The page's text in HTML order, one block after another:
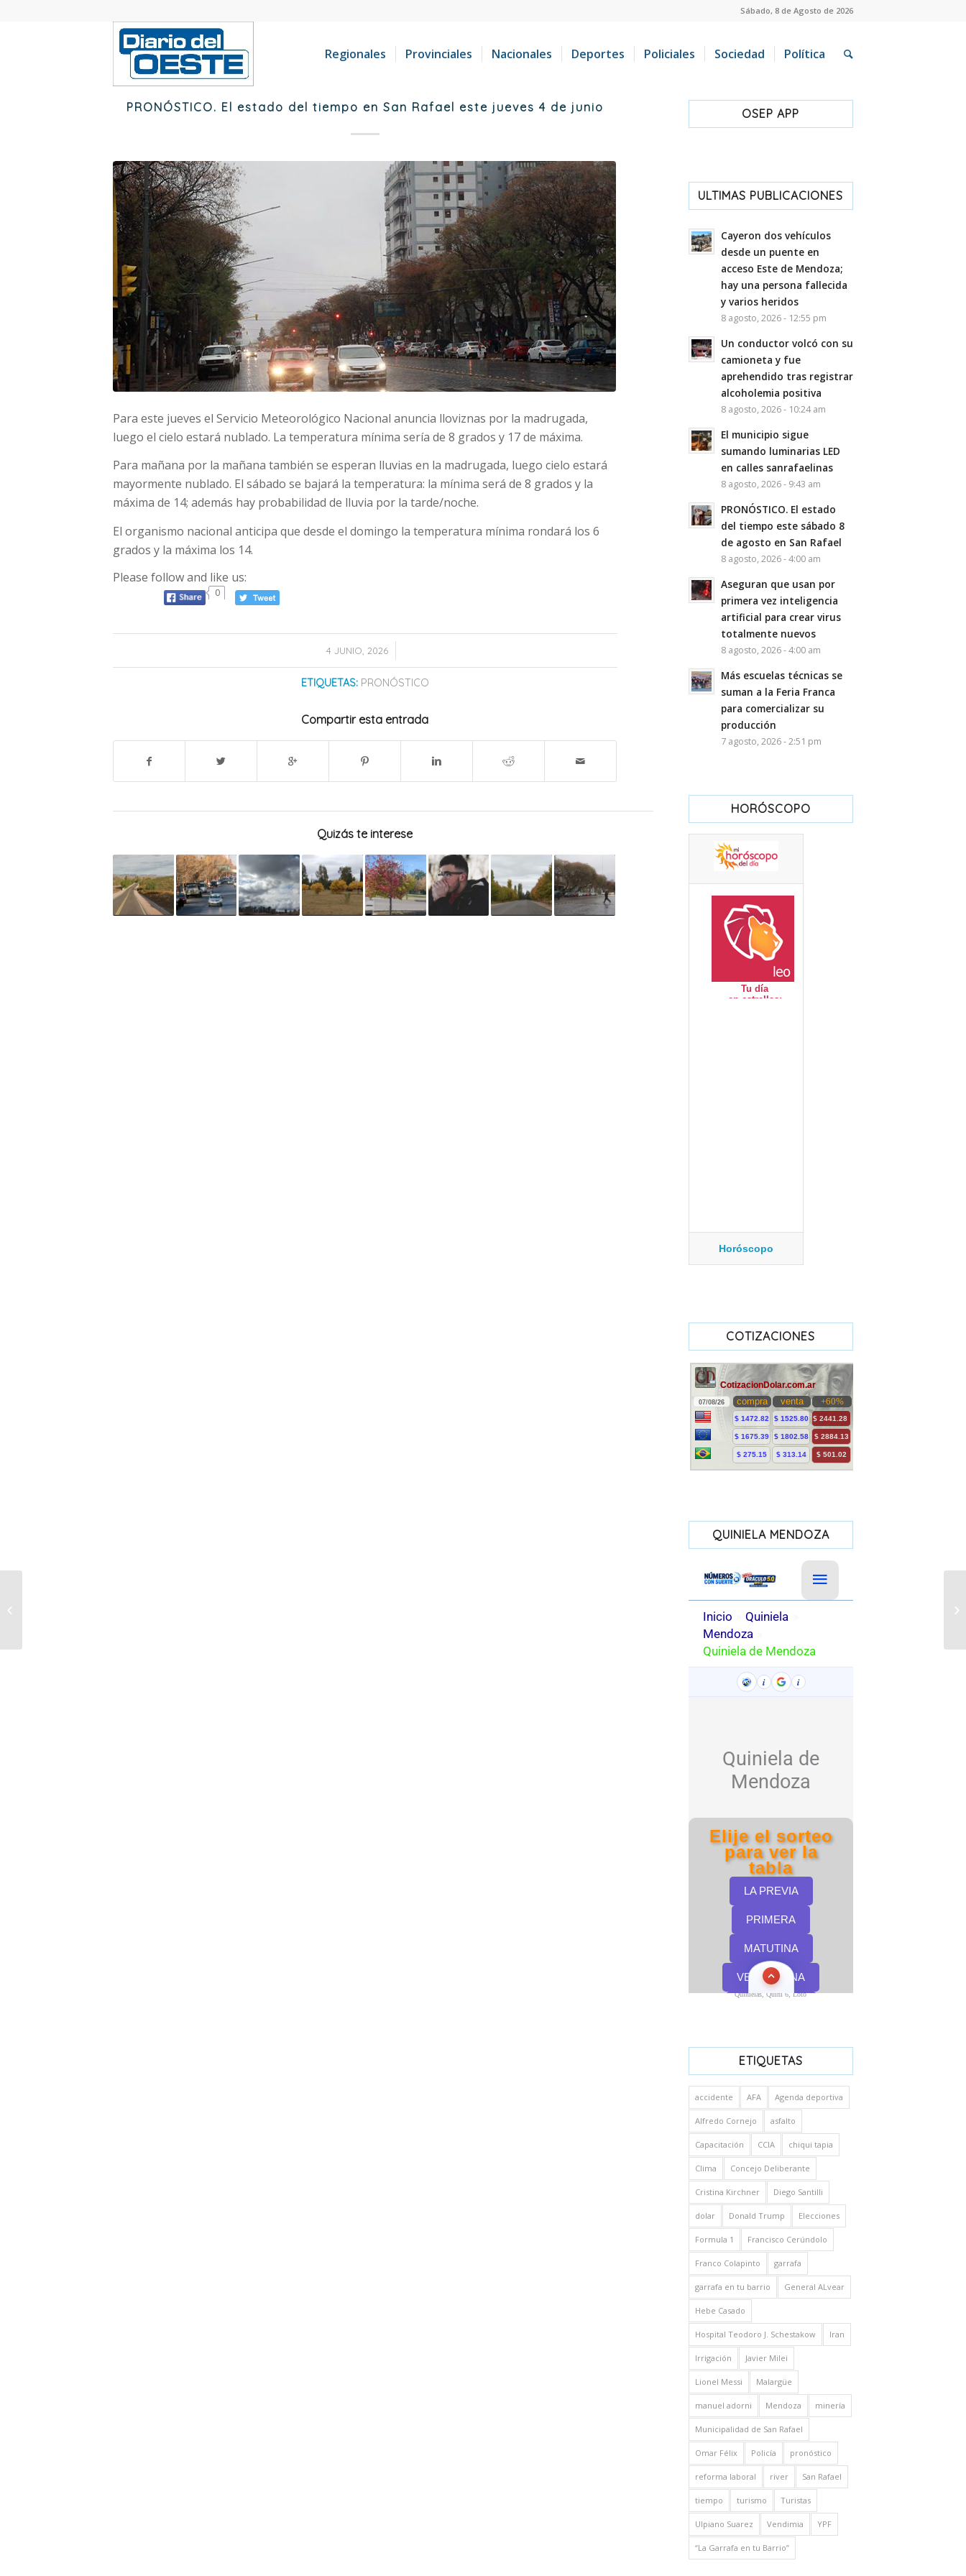
Sábado, 8 de Agosto de 2026
Regionales Provinciales Nacionales Deportes Policiales Sociedad Política
PRONÓSTICO. El estado del tiempo en San Rafael este jueves 4 de junio
Para este jueves el Servicio Meteorológico Nacional anuncia lloviznas por la madrugada,
luego el cielo estará nublado. La temperatura mínima sería de 8 grados y 17 de máxima.
Para mañana por la mañana también se esperan lluvias en la madrugada, luego cielo estará
mayormente nublado. El sábado se bajará la temperatura: la mínima será de 8 grados y la
máxima de 14; además hay probabilidad de lluvia por la tarde/noche.
El organismo nacional anticipa que desde el domingo la temperatura mínima rondará los 6
grados y la máxima los 14.
Please follow and like us:
0
4 JUNIO, 2026
/
ETIQUETAS: PRONÓSTICO
Compartir esta entrada
Quizás te interese
OSEP APP
ULTIMAS PUBLICACIONES
Cayeron dos vehículos
desde un puente en
acceso Este de Mendoza;
hay una persona fallecida
y varios heridos
8 agosto, 2026 - 12:55 pm
Un conductor volcó con su
camioneta y fue
aprehendido tras registrar
alcoholemia positiva
8 agosto, 2026 - 10:24 am
El municipio sigue
sumando luminarias LED
en calles sanrafaelinas
8 agosto, 2026 - 9:43 am
PRONÓSTICO. El estado
del tiempo este sábado 8
de agosto en San Rafael
8 agosto, 2026 - 4:00 am
Aseguran que usan por
primera vez inteligencia
artificial para crear virus
totalmente nuevos
8 agosto, 2026 - 4:00 am
Más escuelas técnicas se
suman a la Feria Franca
para comercializar su
producción
7 agosto, 2026 - 2:51 pm
HORÓSCOPO
Horóscopo
COTIZACIONES
QUINIELA MENDOZA
Quinielas, Quini 6, Loto
ETIQUETAS
accidente AFA Agenda deportiva
Alfredo Cornejo asfalto
Capacitación CCIA chiqui tapia
Clima Concejo Deliberante
Cristina Kirchner Diego Santilli
dolar Donald Trump Elecciones
Formula 1 Francisco Cerúndolo
Franco Colapinto garrafa
garrafa en tu barrio General ALvear
Hebe Casado
Hospital Teodoro J. Schestakow Iran
Irrigación Javier Milei
Lionel Messi Malargüe
manuel adorni Mendoza minería
Municipalidad de San Rafael
Omar Félix Policía pronóstico
reforma laboral river San Rafael
tiempo turismo Turistas
Ulpiano Suarez Vendimia YPF
“La Garrafa en tu Barrio”